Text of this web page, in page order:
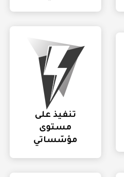
تنفيذ على
مستوى
مؤسّساتي